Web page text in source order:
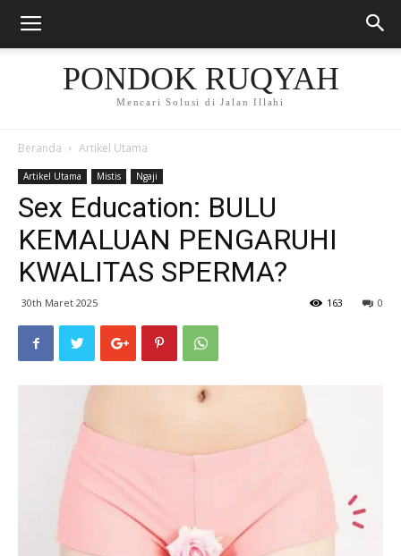
PONDOK RUQYAH
Mencari Solusi di Jalan Illahi
Beranda Artikel Utama
Artikel Utama Mistis Ngaji
Sex Education: BULU
KEMALUAN PENGARUHI
KWALITAS SPERMA?
30th Maret 2025 0
163